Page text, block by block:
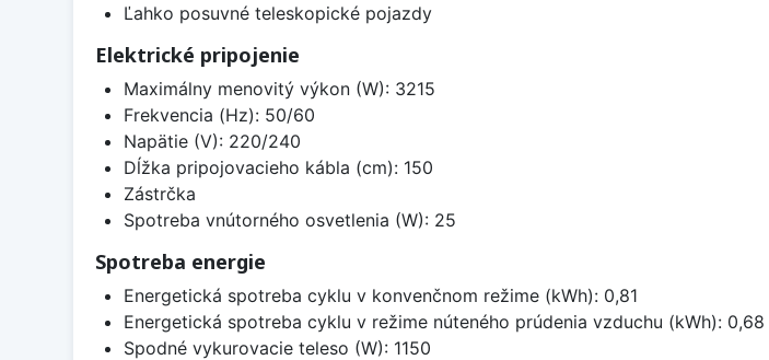
Ľahko posuvné teleskopické pojazdy
Elektrické pripojenie
Maximálny menovitý výkon (W): 3215
Frekvencia (Hz): 50/60
Napätie (V): 220/240
Dĺžka pripojovacieho kábla (cm): 150
Zástrčka
Spotreba vnútorného osvetlenia (W): 25
Spotreba energie
Energetická spotreba cyklu v konvenčnom režime (kWh): 0,81
Energetická spotreba cyklu v režime núteného prúdenia vzduchu (kWh): 0,68
Spodné vykurovacie teleso (W): 1150